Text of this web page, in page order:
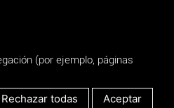
(por ejemplo, páginas
Rechazar todas Aceptar